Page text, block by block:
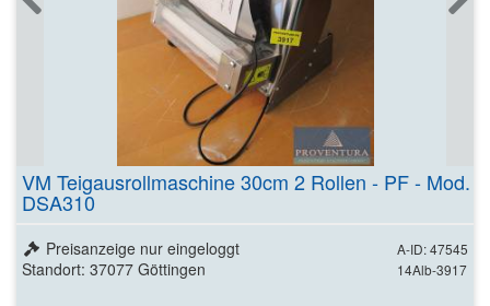
VM Teigausrollmaschine 30cm 2 Rollen - PF - Mod.
DSA310
A-ID: 47545
14Alb-3917
Preisanzeige nur eingeloggt
Standort: 37077 Göttingen